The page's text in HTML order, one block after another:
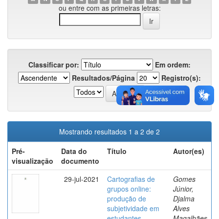
ou entre com as primeiras letras:
Classificar por:
Em ordem:
Resultados/Página
Registro(s):
Mostrando resultados 1 a 2 de 2
Pré-
visualização
Data do
documento
Título Autor(es)
29-jul-2021
Cartografias de
grupos online:
produção de
subjetividade em
Gomes
Júnior,
Djalma
Alves